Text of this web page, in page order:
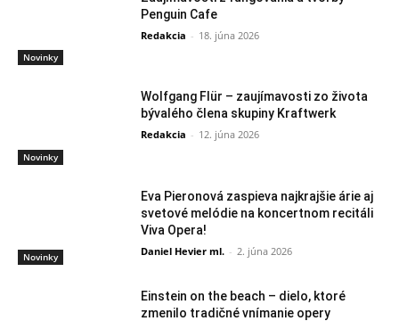
Novinky
Penguin Cafe
Redakcia - 18. júna 2026
Novinky
Wolfgang Flür – zaujímavosti zo života
bývalého člena skupiny Kraftwerk
Redakcia - 12. júna 2026
Novinky
Eva Pieronová zaspieva najkrajšie árie aj
svetové melódie na koncertnom recitáli
Viva Opera!
Daniel Hevier ml. - 2. júna 2026
Einstein on the beach – dielo, ktoré
zmenilo tradičné vnímanie opery